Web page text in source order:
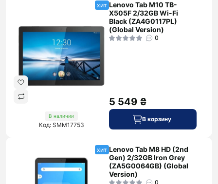
хит
В наличии
Код: SMM17753
Lenovo Tab M10 TB-
X505F 2/32GB Wi-Fi
Black (ZA4G0117PL)
(Global Version)
0
5 549 ₴
В корзину
хит Lenovo Tab M8 HD (2nd
Gen) 2/32GB Iron Grey
(ZA5G0064GB) (Global
Version)
0